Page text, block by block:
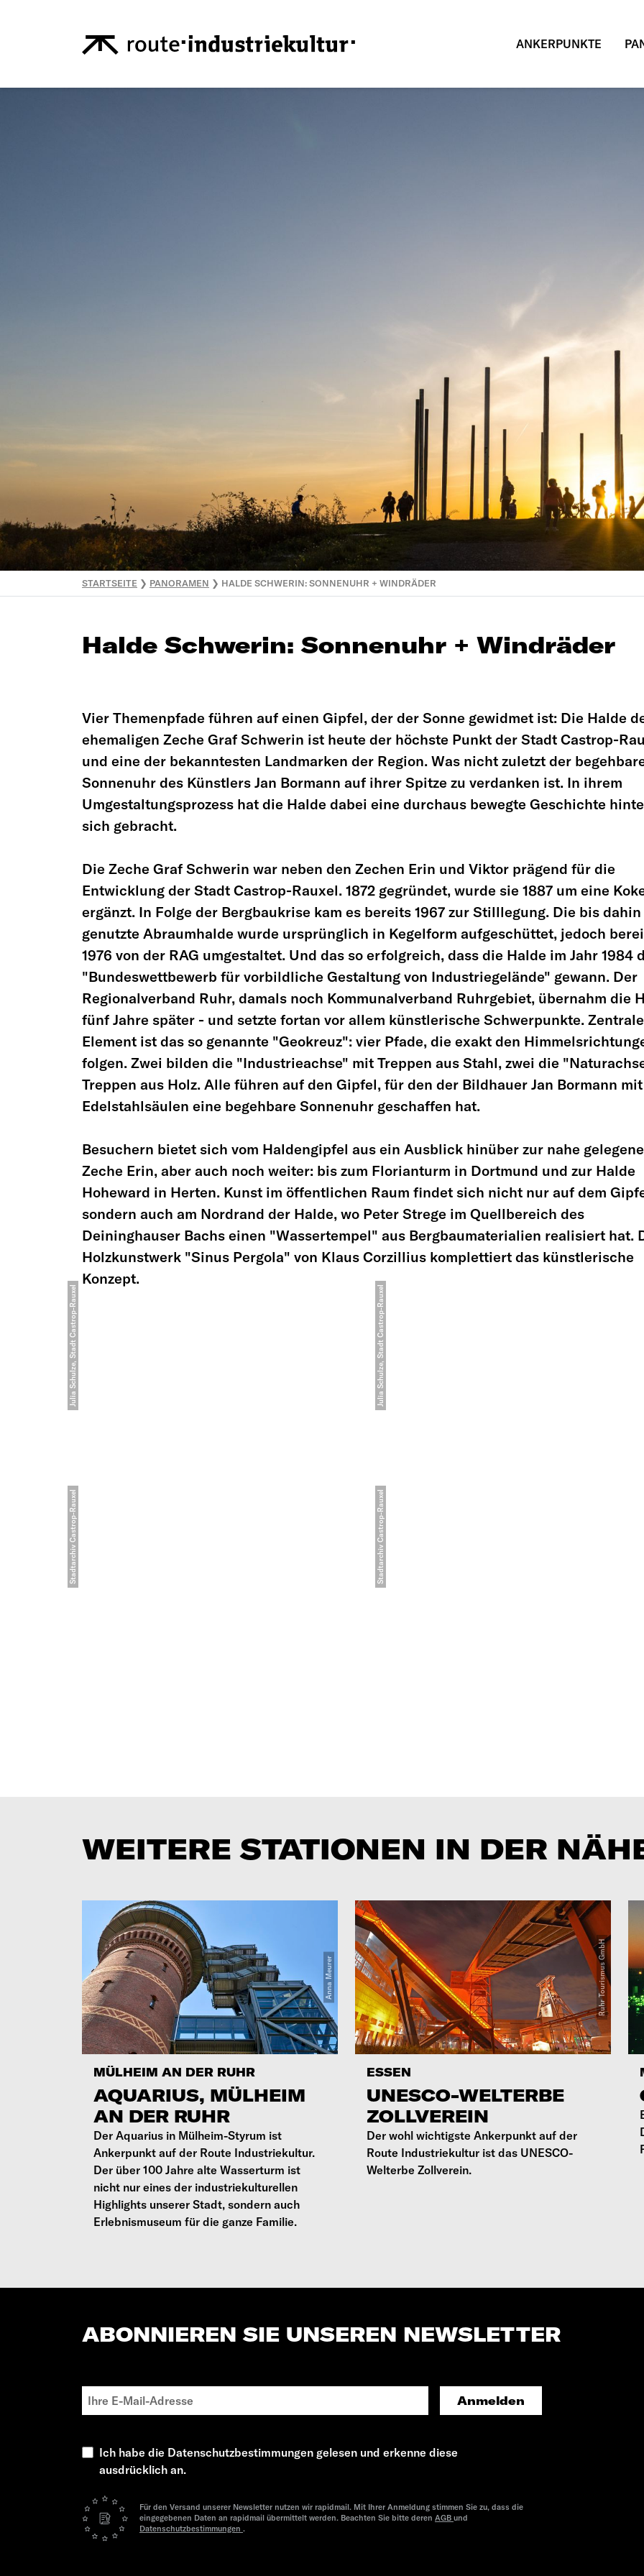
ANKERPUNKTE
STARTSEITE ❯ PANORAMEN ❯ HALDE SCHWERIN: SONNENUHR + WINDRÄDER
Halde Schwerin: Sonnenuhr + Windräder
Vier Themenpfade führen auf einen Gipfel, der der Sonne gewidmet ist: Die Halde
ehemaligen Zeche Graf Schwerin ist heute der höchste Punkt der Stadt Castrop-
und eine der bekanntesten Landmarken der Region. Was nicht zuletzt der
Sonnenuhr des Künstlers Jan Bormann auf ihrer Spitze zu verdanken ist. In ihrem
Umgestaltungsprozess hat die Halde dabei eine durchaus bewegte Geschichte
sich gebracht.
Die Zeche Graf Schwerin war neben den Zechen Erin und Viktor prägend für die
Entwicklung der Stadt Castrop-Rauxel. 1872 gegründet, wurde sie 1887 um eine
ergänzt. In Folge der Bergbaukrise kam es bereits 1967 zur Stilllegung. Die bis dahin
genutzte Abraumhalde wurde ursprünglich in Kegelform aufgeschüttet, jedoch
1976 von der RAG umgestaltet. Und das so erfolgreich, dass die Halde im Jahr 1984
"Bundeswettbewerb für vorbildliche Gestaltung von Industriegelände" gewann. Der
Regionalverband Ruhr, damals noch Kommunalverband Ruhrgebiet, übernahm die
fünf Jahre später - und setzte fortan vor allem künstlerische Schwerpunkte.
Element ist das so genannte "Geokreuz": vier Pfade, die exakt den
folgen. Zwei bilden die "Industrieachse" mit Treppen aus Stahl, zwei die
Treppen aus Holz. Alle führen auf den Gipfel, für den der Bildhauer Jan Bormann
Edelstahlsäulen eine begehbare Sonnenuhr geschaffen hat.
Besuchern bietet sich vom Haldengipfel aus ein Ausblick hinüber zur nahe
Zeche Erin, aber auch noch weiter: bis zum Florianturm in Dortmund und zur Halde
Hoheward in Herten. Kunst im öffentlichen Raum findet sich nicht nur auf dem
sondern auch am Nordrand der Halde, wo Peter Strege im Quellbereich des
Deininghauser Bachs einen "Wassertempel" aus Bergbaumaterialien realisiert hat.
Holzkunstwerk "Sinus Pergola" von Klaus Corzillius komplettiert das künstlerische
Konzept.
WEITERE STATIONEN IN DER
MÜLHEIM AN DER RUHR
AQUARIUS, MÜLHEIM
AN DER RUHR
Der Aquarius in Mülheim-Styrum ist
Ankerpunkt auf der Route Industriekultur.
Der über 100 Jahre alte Wasserturm ist
nicht nur eines der industriekulturellen
Highlights unserer Stadt, sondern auch
Erlebnismuseum für die ganze Familie.
ESSEN
UNESCO-WELTERBE
ZOLLVEREIN
Der wohl wichtigste Ankerpunkt auf der
Route Industriekultur ist das UNESCO-
Welterbe Zollverein.
ABONNIEREN SIE UNSEREN NEWSLETTER
Anmelden
Ich habe die Datenschutzbestimmungen gelesen und erkenne diese
ausdrücklich an.
Für den Versand unserer Newsletter nutzen wir rapidmail. Mit Ihrer Anmeldung stimmen Sie zu, dass die
eingegebenen Daten an rapidmail übermittelt werden. Beachten Sie bitte deren AGB und
Datenschutzbestimmungen .